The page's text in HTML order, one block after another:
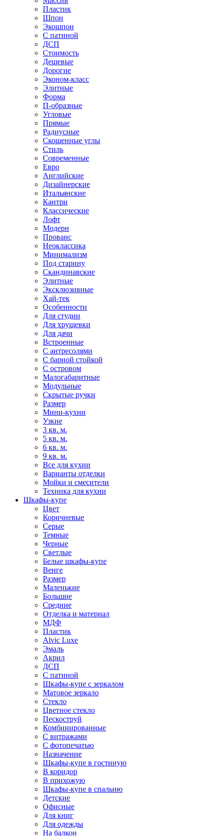
Пластик
Шпон
Экошпон
С патиной
ДСП
Стоимость
Дешевые
Дорогие
Эконом-класс
Элитные
Форма
П-образные
Угловые
Прямые
Радиусные
Скошенные углы
Стиль
Современные
Евро
Английские
Дизайнерские
Итальянские
Кантри
Классические
Лофт
Модерн
Прованс
Неоклассика
Минимализм
Под старину
Скандинавские
Элитные
Эксклюзивные
Хай-тек
Особенности
Для студии
Для хрущевки
Для дачи
Встроенные
С антресолями
С барной стойкой
С островом
Малогабаритные
Модульные
Скрытые ручки
Размер
Мини-кухни
Узкие
3 кв. м.
5 кв. м.
6 кв. м.
9 кв. м.
Все для кухни
Варианты отделки
Мойки и смесители
Техника для кухни
Шкафы-купе
Цвет
Коричневые
Серые
Темные
Черные
Светлые
Белые шкафы-купе
Венге
Размер
Маленькие
Большие
Средние
Отделка и материал
МДФ
Пластик
Alvic Luxe
Эмаль
Акрил
ДСП
С патиной
Шкафы-купе с зеркалом
Матовое зеркало
Стекло
Цветное стекло
Пескоструй
Комбинированные
С витражами
С фотопечатью
Назначение
Шкафы-купе в гостиную
В коридор
В прихожую
Шкафы-купе в спальню
Детские
Офисные
Для книг
Для одежды
На балкон